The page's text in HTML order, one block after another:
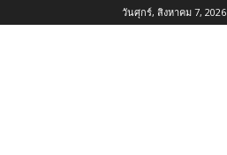
วันศุกร์, สิงหาคม 7, 2026